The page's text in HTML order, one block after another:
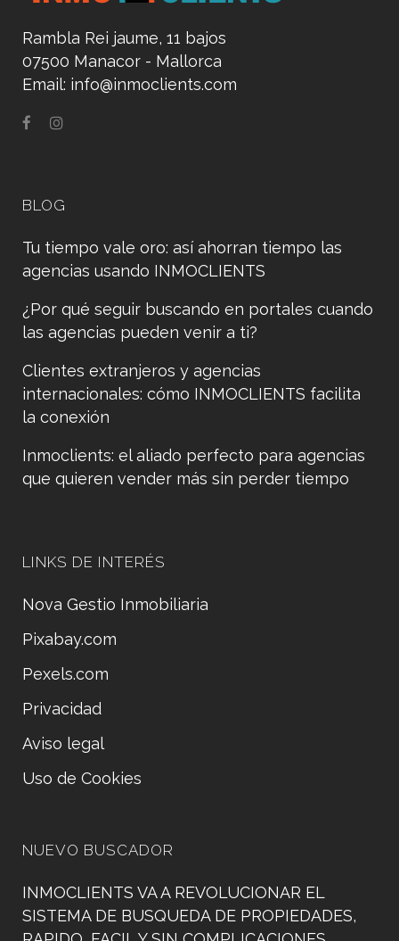
Rambla Rei jaume, 11 bajos
07500 Manacor - Mallorca
Email: info@inmoclients.com
BLOG
Tu tiempo vale oro: así ahorran tiempo las
agencias usando INMOCLIENTS
¿Por qué seguir buscando en portales cuando
las agencias pueden venir a ti?
Clientes extranjeros y agencias
internacionales: cómo INMOCLIENTS facilita
la conexión
Inmoclients: el aliado perfecto para agencias
que quieren vender más sin perder tiempo
LINKS DE INTERÉS
Nova Gestio Inmobiliaria
Pixabay.com
Pexels.com
Privacidad
Aviso legal
Uso de Cookies
NUEVO BUSCADOR
INMOCLIENTS VA A REVOLUCIONAR EL
SISTEMA DE BUSQUEDA DE PROPIEDADES,